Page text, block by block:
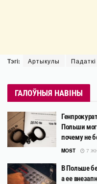
Тэгі: Артыкулы Падаткі
ГАЛОЎНЫЯ НАВІНЫ
Польши
почему не
MOST 7
В Польше
а ее